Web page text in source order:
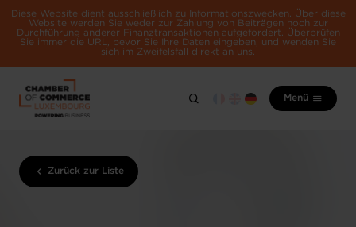
Diese Website dient ausschließlich zu Informationszwecken. Über diese
Website werden Sie weder zur Zahlung von Beiträgen noch zur
Durchführung anderer Finanztransaktionen aufgefordert. Überprüfen
Sie immer die URL, bevor Sie Ihre Daten eingeben, und wenden Sie
sich im Zweifelsfall direkt an uns.
Menü
Zurück zur Liste